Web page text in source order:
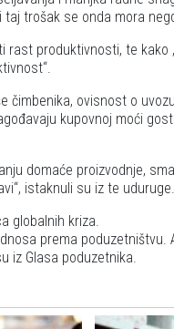
trošak se onda mora
rast produktivnosti, te kako
.
čimbenika, ovisnost o
kupovnoj moći
domaće proizvodnje,
, istaknuli su iz te uduruge.
globalnih kriza.
prema
iz Glasa poduzetnika.